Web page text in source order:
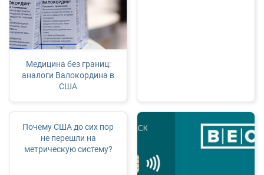
Медицина без границ:
аналоги Валокордина в
США
Почему США до сих пор
не перешли на
метрическую систему?